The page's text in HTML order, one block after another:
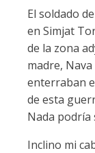
El soldado
en Simjat
de la zona
madre,
enterraban
de esta
Nada podría
Inclino mi